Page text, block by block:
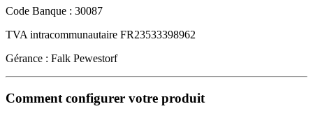
Code Banque : 30087
TVA intracommunautaire FR23533398962
Gérance : Falk Pewestorf
Comment configurer votre produit